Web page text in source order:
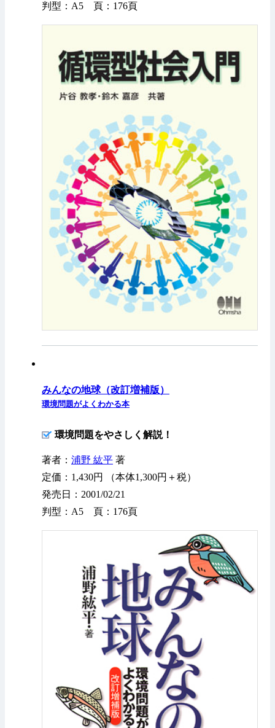
判型：A5 頁：176頁
みんなの地球（改訂増補版）
環境問題がよくわかる本
環境問題をやさしく解説！
著者： 浦野 紘平 著
定価：1,430円 （本体1,300円＋税）
発売日：2001/02/21
判型：A5 頁：176頁